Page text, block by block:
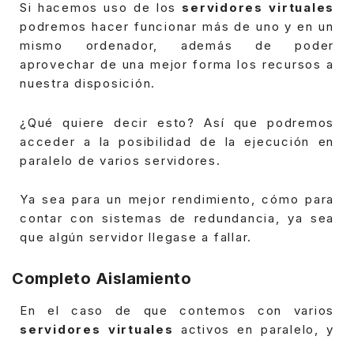
Si hacemos uso de los servidores virtuales
podremos hacer funcionar más de uno y en un
mismo ordenador, además de poder
aprovechar de una mejor forma los recursos a
nuestra disposición.
¿Qué quiere decir esto? Así que podremos
acceder a la posibilidad de la ejecución en
paralelo de varios servidores.
Ya sea para un mejor rendimiento, cómo para
contar con sistemas de redundancia, ya sea
que algún servidor llegase a fallar.
Completo Aislamiento
En el caso de que contemos con varios
servidores virtuales activos
en paralelo, y